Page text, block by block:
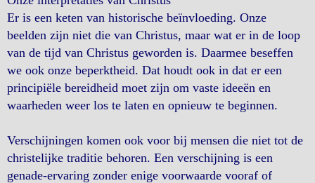
Er is een keten van historische beïnvloeding. Onze
beelden zijn niet die van Christus, maar wat er in de loop
van de tijd van Christus geworden is. Daarmee beseffen
we ook onze beperktheid. Dat houdt ook in dat er een
principiële bereidheid moet zijn om vaste ideeën en
waarheden weer los te laten en opnieuw te beginnen.
Verschijningen komen ook voor bij mensen die niet tot de
christelijke traditie behoren. Een verschijning is een
genade-ervaring zonder enige voorwaarde vooraf of